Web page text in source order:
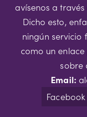
avísenos a
Dicho esto,
ningún servicio
como un
sobre
Email:
Facebook